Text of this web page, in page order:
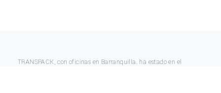
TRANSPACK, con oficinas en Barranquilla. ha estado en el